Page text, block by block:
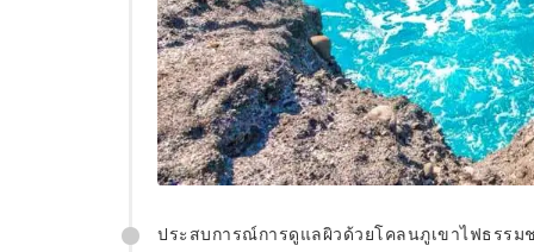
ประสบการณ์การดูแลผิวด้วยโคลนภูเขาไฟธรรม